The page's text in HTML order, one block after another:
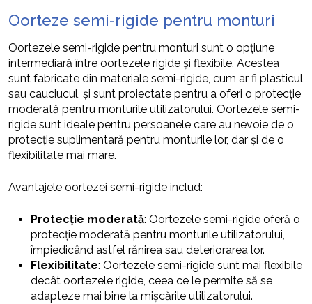
Oorteze semi-rigide pentru monturi
Oortezele semi-rigide pentru monturi sunt o opțiune
intermediară între oortezele rigide și flexibile. Acestea
sunt fabricate din materiale semi-rigide, cum ar fi plasticul
sau cauciucul, și sunt proiectate pentru a oferi o protecție
moderată pentru monturile utilizatorului. Oortezele semi-
rigide sunt ideale pentru persoanele care au nevoie de o
protecție suplimentară pentru monturile lor, dar și de o
flexibilitate mai mare.
Avantajele oortezei semi-rigide includ:
Protecție moderată: Oortezele semi-rigide oferă o
protecție moderată pentru monturile utilizatorului,
împiedicând astfel rănirea sau deteriorarea lor.
Flexibilitate: Oortezele semi-rigide sunt mai flexibile
decât oortezele rigide, ceea ce le permite să se
adapteze mai bine la mișcările utilizatorului.